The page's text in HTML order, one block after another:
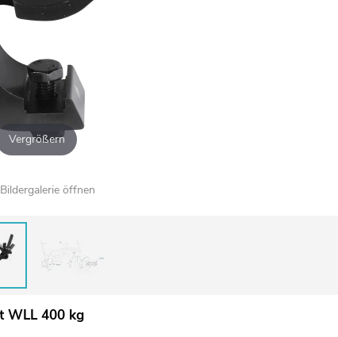
Vergrößern
Bildergalerie öffnen
WLL 400 kg